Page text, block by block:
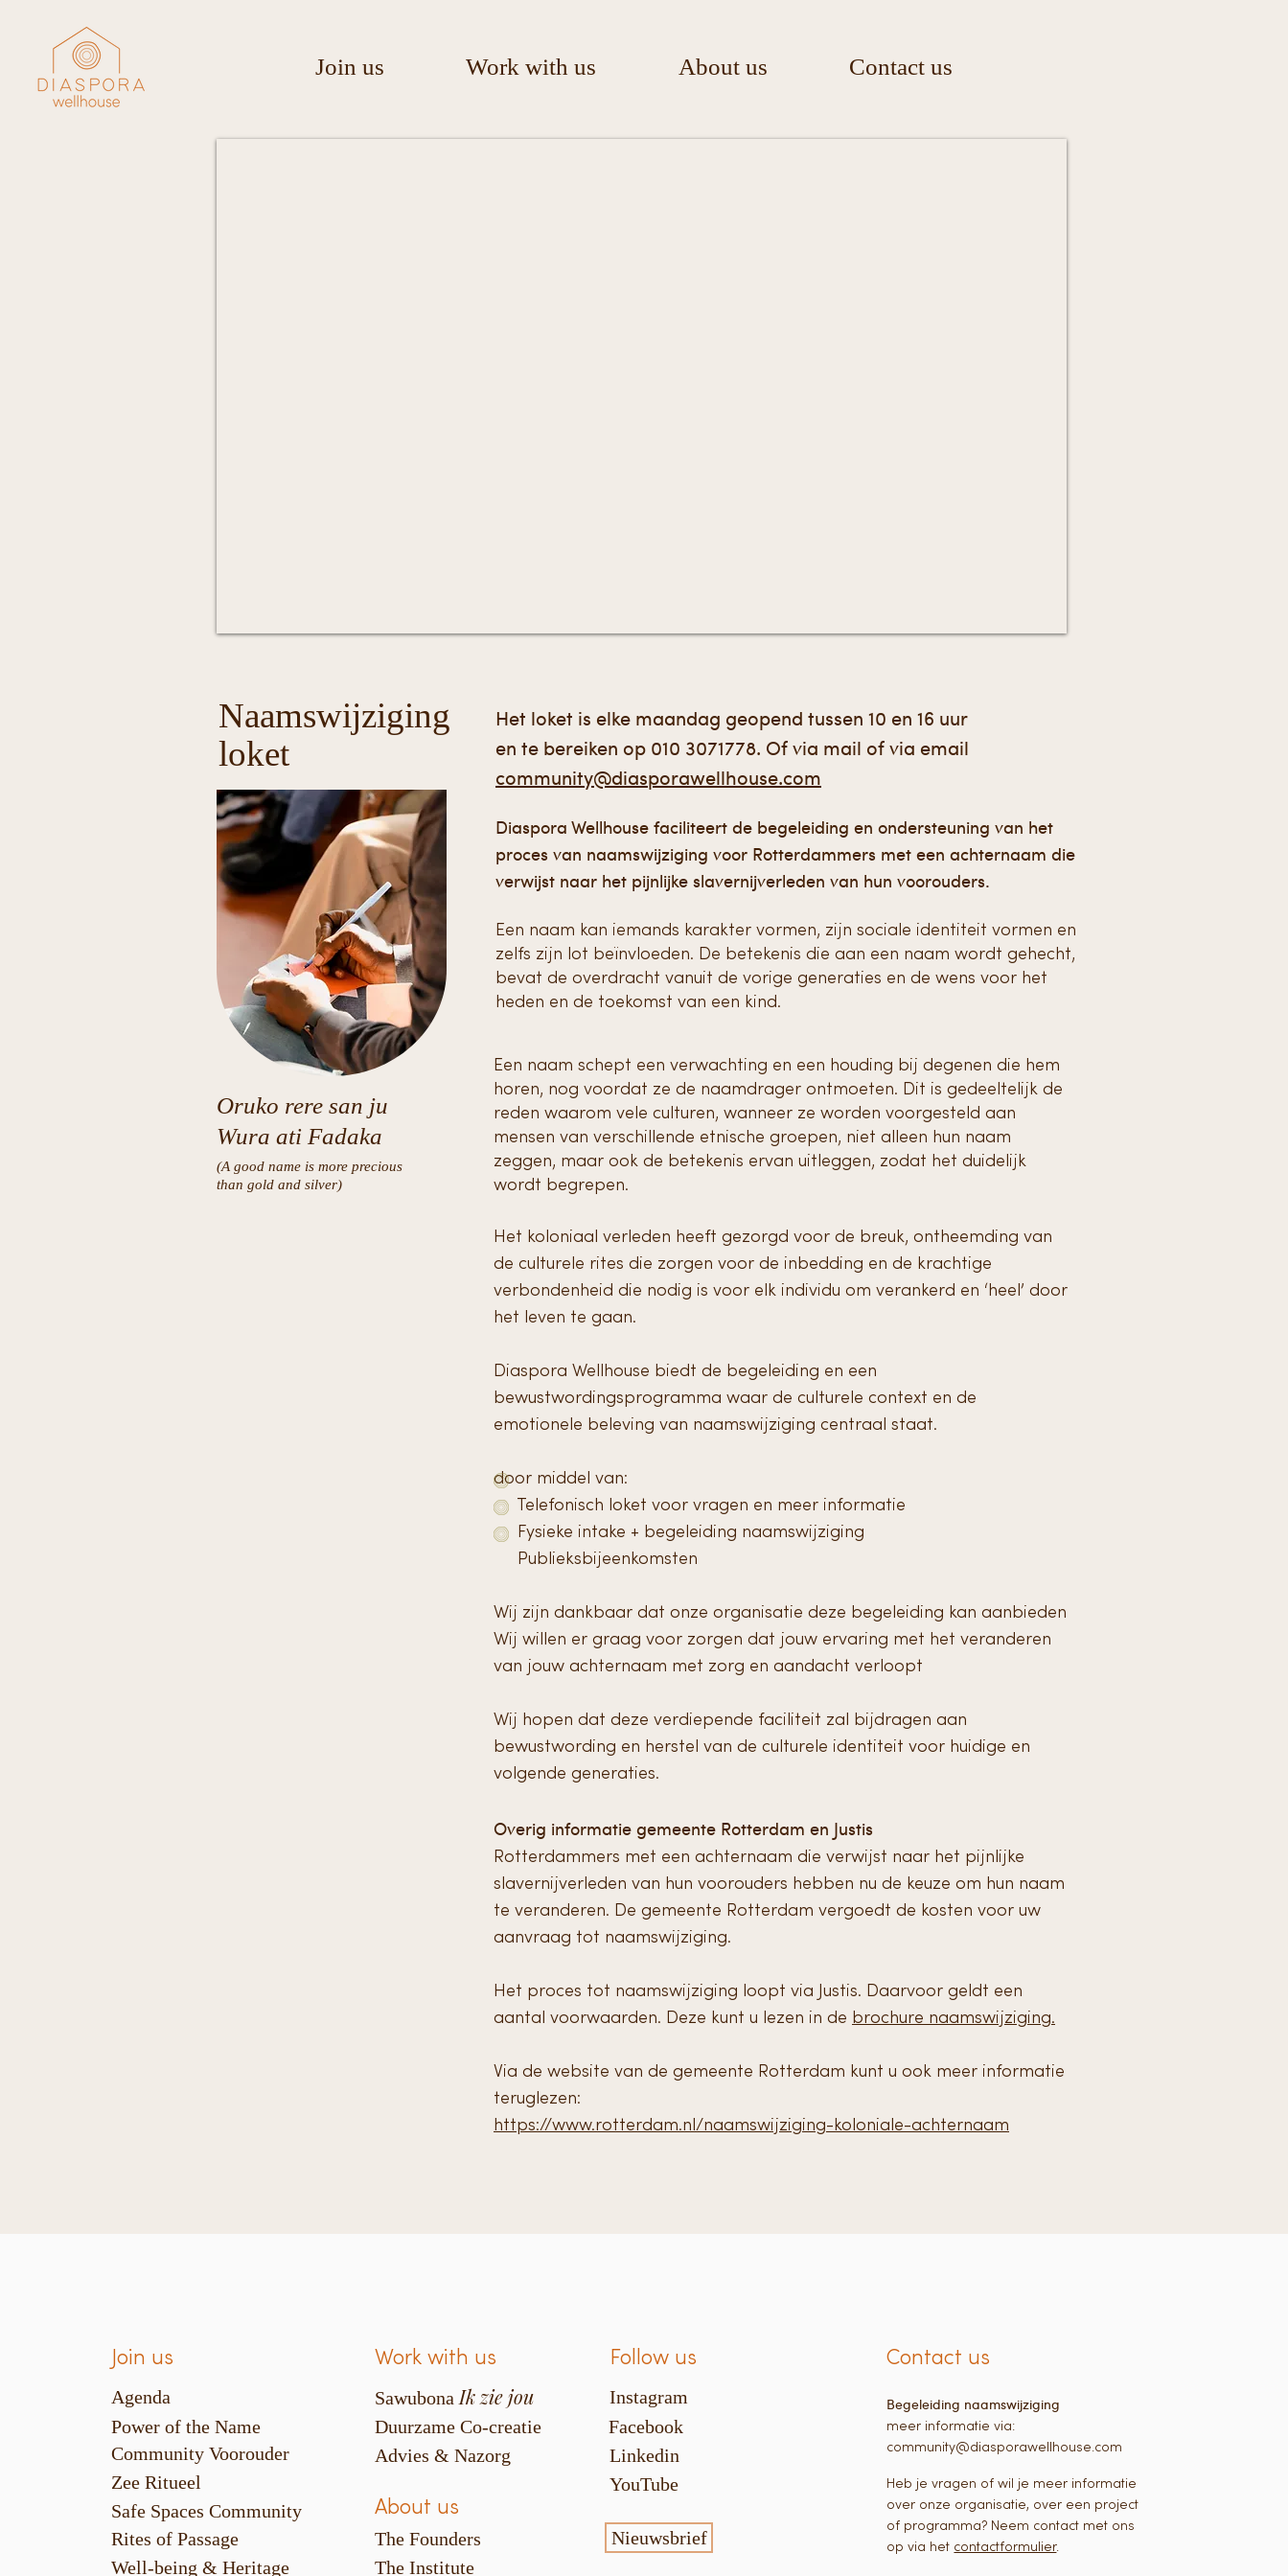
Join us Work with us About us Contact us
Naamswijziging
loket
Oruko rere san ju
Wura ati Fadaka
(A good name is more precious
than gold and silver)
Het loket is elke maandag geopend tussen 10 en 16 uur
en te bereiken op 010 3071778. Of via mail of via email
community@diasporawellhouse.com
Diaspora Wellhouse faciliteert de begeleiding en ondersteuning van het
proces van naamswijziging voor Rotterdammers met een achternaam die
verwijst naar het pijnlijke slavernijverleden van hun voorouders.
Een naam kan iemands karakter vormen, zijn sociale identiteit vormen en
zelfs zijn lot beïnvloeden. De betekenis die aan een naam wordt gehecht,
bevat de overdracht vanuit de vorige generaties en de wens voor het
heden en de toekomst van een kind.
Een naam schept een verwachting en een houding bij degenen die hem
horen, nog voordat ze de naamdrager ontmoeten. Dit is gedeeltelijk de
reden waarom vele culturen, wanneer ze worden voorgesteld aan
mensen van verschillende etnische groepen, niet alleen hun naam
zeggen, maar ook de betekenis ervan uitleggen, zodat het duidelijk
wordt begrepen.
Het koloniaal verleden heeft gezorgd voor de breuk, ontheemding van
de culturele rites die zorgen voor de inbedding en de krachtige
verbondenheid die nodig is voor elk individu om verankerd en ‘heel’ door
het leven te gaan.
Diaspora Wellhouse biedt de begeleiding en een
bewustwordingsprogramma waar de culturele context en de
emotionele beleving van naamswijziging centraal staat.
door middel van:
Telefonisch loket voor vragen en meer informatie
Fysieke intake + begeleiding naamswijziging
Publieksbijeenkomsten
Wij zijn dankbaar dat onze organisatie deze begeleiding kan aanbieden
Wij willen er graag voor zorgen dat jouw ervaring met het veranderen
van jouw achternaam met zorg en aandacht verloopt
Wij hopen dat deze verdiepende faciliteit zal bijdragen aan
bewustwording en herstel van de culturele identiteit voor huidige en
volgende generaties.
Overig informatie gemeente Rotterdam en Justis
Rotterdammers met een achternaam die verwijst naar het pijnlijke
slavernijverleden van hun voorouders hebben nu de keuze om hun naam
te veranderen. De gemeente Rotterdam vergoedt de kosten voor uw
aanvraag tot naamswijziging.
Het proces tot naamswijziging loopt via Justis. Daarvoor geldt een
aantal voorwaarden. Deze kunt u lezen in de brochure naamswijziging.
Via de website van de gemeente Rotterdam kunt u ook meer informatie
teruglezen:
https://www.rotterdam.nl/naamswijziging-koloniale-achternaam
Join us
Agenda
Community Voorouder
Zee Ritueel
Power of the Name
Rites of Passage
Safe Spaces Community
Well-being & Heritage
Work with us
Sawubona Ik zie jou
Duurzame Co-creatie
Advies & Nazorg
About us
The Founders
The Institute
Follow us
Instagram
Facebook
Linkedin
YouTube
Nieuwsbrief
Contact us
Begeleiding naamswijziging
meer informatie via:
community@diasporawellhouse.com
Heb je vragen of wil je meer informatie
over onze organisatie, over een project
of programma? Neem contact met ons
op via het contactformulier.